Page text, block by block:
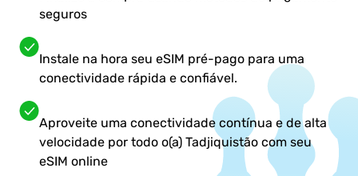
seguros
Instale na hora seu eSIM pré-pago para uma
conectividade rápida e confiável.
Aproveite uma conectividade contínua e de alta
velocidade por todo o(a) Tadjiquistão com seu
eSIM online